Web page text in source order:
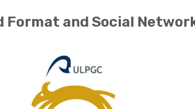
Format and Social